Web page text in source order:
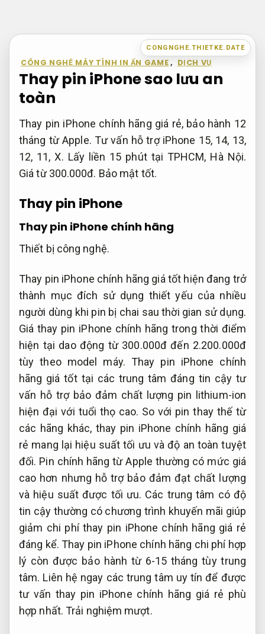
nội
dung
CONGNGHE.THIETKE.DATE
CÔNG NGHỆ MÁY TÍNH IN ẤN GAME, DỊCH VỤ
Thay pin iPhone sao lưu an
toàn
Thay pin iPhone chính hãng giá rẻ, bảo hành 12
tháng từ Apple. Tư vấn hỗ trợ iPhone 15, 14, 13,
12, 11, X. Lấy liền 15 phút tại TPHCM, Hà Nội.
Giá từ 300.000đ. Bảo mật tốt.
Thay pin iPhone
Thay pin iPhone chính hãng
Thiết bị công nghệ.
Thay pin iPhone chính hãng giá tốt hiện đang trở
thành mục đích sử dụng thiết yếu của nhiều
người dùng khi pin bị chai sau thời gian sử dụng.
Giá thay pin iPhone chính hãng trong thời điểm
hiện tại dao động từ 300.000đ đến 2.200.000đ
tùy theo model máy. Thay pin iPhone chính
hãng giá tốt tại các trung tâm đáng tin cậy tư
vấn hỗ trợ bảo đảm chất lượng pin lithium-ion
hiện đại với tuổi thọ cao. So với pin thay thế từ
các hãng khác, thay pin iPhone chính hãng giá
rẻ mang lại hiệu suất tối ưu và độ an toàn tuyệt
đối. Pin chính hãng từ Apple thường có mức giá
cao hơn nhưng hỗ trợ bảo đảm đạt chất lượng
và hiệu suất được tối ưu. Các trung tâm có độ
tin cậy thường có chương trình khuyến mãi giúp
giảm chi phí thay pin iPhone chính hãng giá rẻ
đáng kể. Thay pin iPhone chính hãng chi phí hợp
lý còn được bảo hành từ 6-15 tháng tùy trung
tâm. Liên hệ ngay các trung tâm uy tín để được
tư vấn thay pin iPhone chính hãng giá rẻ phù
hợp nhất. Trải nghiệm mượt.